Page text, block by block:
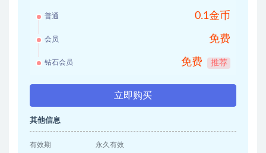
普通 0.1金币
会员 免费
钻石会员 免费 推荐
立即购买
其他信息
有效期 永久有效